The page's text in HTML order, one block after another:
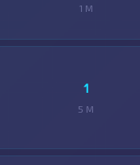
1 M
1
5 M